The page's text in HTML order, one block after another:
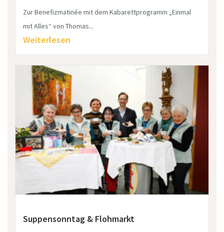
Zur Benefizmatinée mit dem Kabarettprogramm „Einmal
mit Alles“ von Thomas...
Weiterlesen
Suppensonntag & Flohmarkt